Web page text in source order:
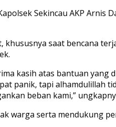
Sekincau AKP
saat bencana
kasih atas bantuan yang
panik, tapi alhamdulillah
beban kami,”
warga serta mendukung